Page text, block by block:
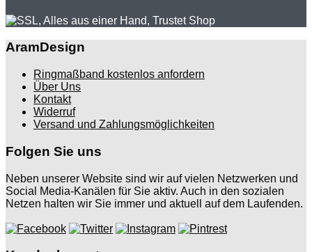
AramDesign
Ringmaßband kostenlos anfordern
Über Uns
Kontakt
Widerruf
Versand und Zahlungsmöglichkeiten
Folgen Sie uns
Neben unserer Website sind wir auf vielen Netzwerken und
Social Media-Kanälen für Sie aktiv. Auch in den sozialen
Netzen halten wir Sie immer und aktuell auf dem Laufenden.